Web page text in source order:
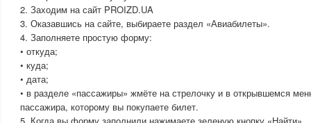
2. Заходим на сайт PROIZD.UA
3. Оказавшись на сайте, выбираете раздел «Авиабилеты».
4. Заполняете простую форму:
• откуда;
• куда;
• дата;
• в разделе «пассажиры» жмёте на стрелочку и в открывшемся
пассажира, которому вы покупаете билет.